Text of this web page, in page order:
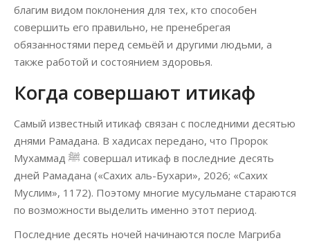
благим видом поклонения для тех, кто способен
совершить его правильно, не пренебрегая
обязанностями перед семьёй и другими людьми, а
также работой и состоянием здоровья.
Когда совершают итикаф
Самый известный итикаф связан с последними десятью
днями Рамадана. В хадисах передано, что Пророк
Мухаммад ﷺ совершал итикаф в последние десять
дней Рамадана («Сахих аль-Бухари», 2026; «Сахих
Муслим», 1172). Поэтому многие мусульмане стараются
по возможности выделить именно этот период.
Последние десять ночей начинаются после Магриба